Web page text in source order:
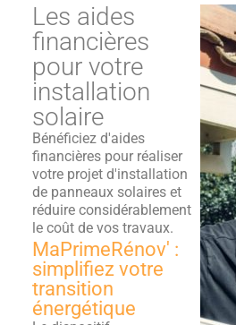
Les aides
financières
pour votre
installation
solaire
Bénéficiez d'aides
financières pour réaliser
votre projet d'installation
de panneaux solaires et
réduire considérablement
le coût de vos travaux.
MaPrimeRénov' :
simplifiez votre
transition
énergétique